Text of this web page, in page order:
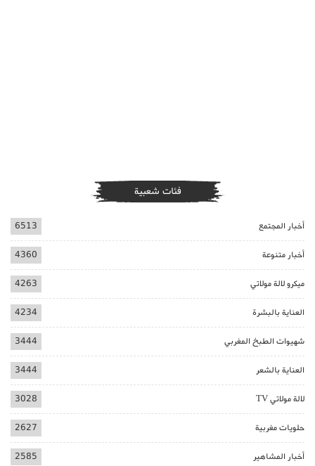
فئات شعبية
أخبار المجتمع 6513
أخبار متنوعة 4360
ميكرو لالة مولاتي 4263
العناية بالبشرة 4234
شهيوات الطبخ المغربي 3444
العناية بالشعر 3444
لالة مولاتي TV 3028
حلويات مغربية 2627
أخبار المشاهير 2585